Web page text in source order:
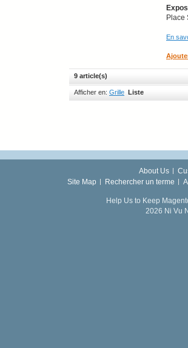
Place
En
9 article(s)
Afficher en: Grille Liste
About Us
Site Map
Rechercher un terme
Help Us to Keep
2026 Ni Vu